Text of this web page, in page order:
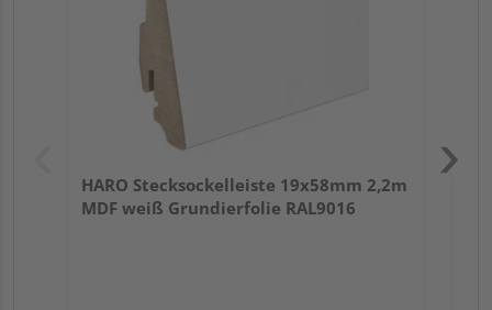
HARO Stecksockelleiste 19x58mm 2,2m
MDF weiß Grundierfolie RAL9016